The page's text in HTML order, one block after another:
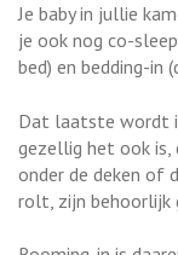
Je baby in jullie
je ook nog co-
bed) en bedding-in
Dat laatste wordt
gezellig het ook is,
onder de deken of
rolt, zijn behoorlijk